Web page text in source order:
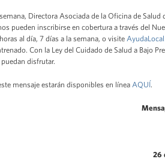
Directora Asociada de la Oficina de
pueden inscribirse en cobertura a través del
al día, 7 días a la semana, o visite
Con la Ley del Cuidado de Salud a Bajo
disfrutar.
mensaje estarán disponibles en línea AQUÍ.
26